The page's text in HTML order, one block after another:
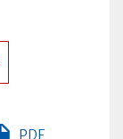
PDF